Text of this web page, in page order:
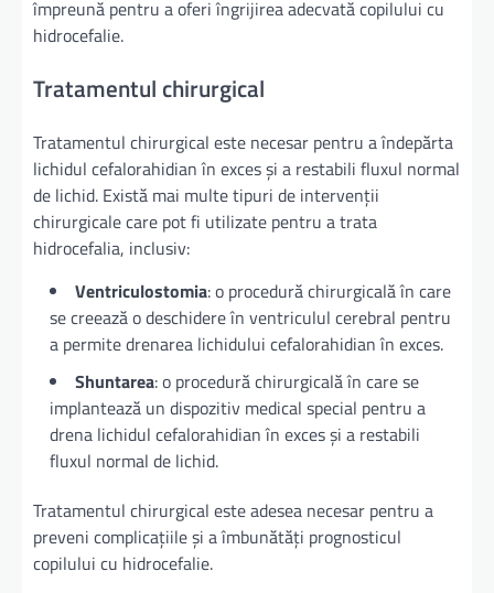
împreună pentru a oferi îngrijirea adecvată copilului cu
hidrocefalie.
Tratamentul chirurgical
Tratamentul chirurgical este necesar pentru a îndepărta
lichidul cefalorahidian în exces și a restabili fluxul normal
de lichid. Există mai multe tipuri de intervenții
chirurgicale care pot fi utilizate pentru a trata
hidrocefalia, inclusiv:
Ventriculostomia: o procedură chirurgicală în care
se creează o deschidere în ventriculul cerebral pentru
a permite drenarea lichidului cefalorahidian în exces.
Shuntarea: o procedură chirurgicală în care se
implantează un dispozitiv medical special pentru a
drena lichidul cefalorahidian în exces și a restabili
fluxul normal de lichid.
Tratamentul chirurgical este adesea necesar pentru a
preveni complicațiile și a îmbunătăți prognosticul
copilului cu hidrocefalie.